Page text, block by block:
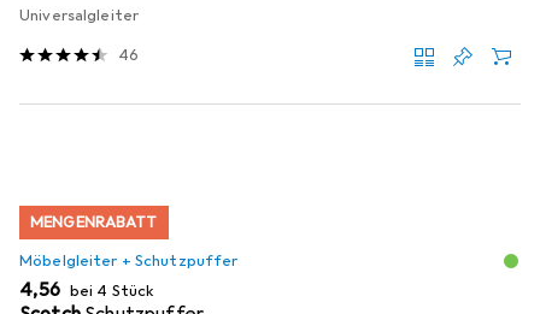
Universalgleiter
46
MENGENRABATT
Möbelgleiter + Schutzpuffer
EUR
4,56 bei 4 Stück